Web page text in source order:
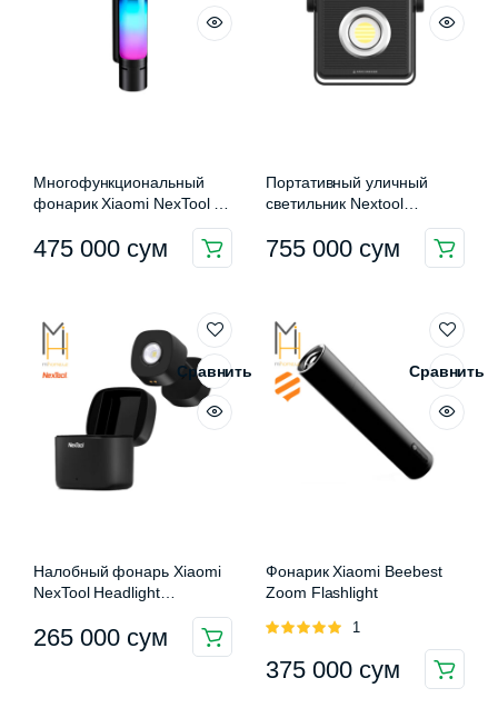
Многофункциональный
фонарик Xiaomi NexTool 12
475 000 сум
Портативный уличный
светильник Nextool
755 000 сум
Сравнить
Налобный фонарь Xiaomi
NexTool Headlight
265 000 сум
Сравнить
Фонарик Xiaomi Beebest
Zoom Flashlight
Оценка
1
375 000 сум